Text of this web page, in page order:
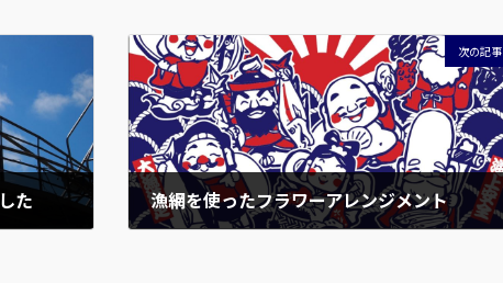
た
次の記事
漁網を使ったフラワーアレンジメント